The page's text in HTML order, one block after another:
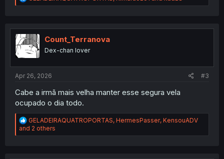
e
t
i
o
n
Count_Terranova
Dex-chan lover
Apr 26, 2026 #3
Cabe a irmã mais velha manter esse segura vela
ocupado o dia todo.
R
e
a
GELADEIRAQUATROPORTAS, HermesPasser, KensouADV
and 2 others